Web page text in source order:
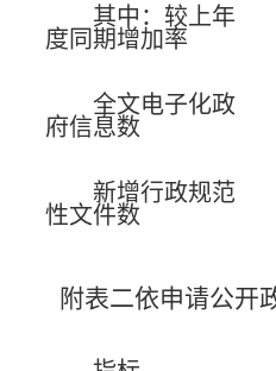
其中：较上年
度同期增加率
全文电子化政
府信息数
新增行政规范
性文件数
附表二依申请公开